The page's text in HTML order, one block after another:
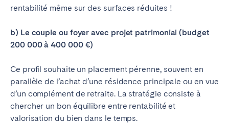
rentabilité même sur des surfaces réduites !
b) Le couple ou foyer avec projet patrimonial (budget
200 000 à 400 000 €)
Ce profil souhaite un placement pérenne, souvent en
parallèle de l’achat d’une résidence principale ou en vue
d’un complément de retraite. La stratégie consiste à
chercher un bon équilibre entre rentabilité et
valorisation du bien dans le temps.